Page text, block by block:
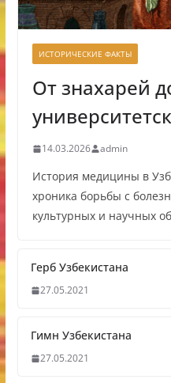
ИСТОРИЧЕСКИЕ ФАКТЫ
От знахарей
14.03.2026 admin
История медицины в
хроника борьбы с
культурных и научных